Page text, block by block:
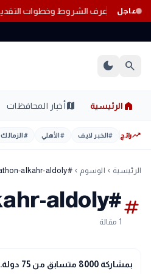
عاجل
وخطوات التقديم
search
dark_mode
home الرئيسية mapأخبار المحافظات
trending_upرائج #الخبر لايف #الأهلي #الزمالك
الرئيسية chevron_left الوسوم chevron_left
#marathon-alkahr-aldoly
tag
#marathon-alkahr-aldoly
1 مقالة
sports_soccer
رياضة
بمشاركة 8000 متسابق من 75 دولة.. وزير الشباب والرياضة يطلق شارة بدء النسخة الثانية عشرة من ماراثون القاهرة الدولي